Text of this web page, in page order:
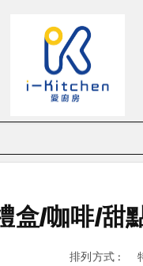
盒/咖啡/甜
排列方式 :